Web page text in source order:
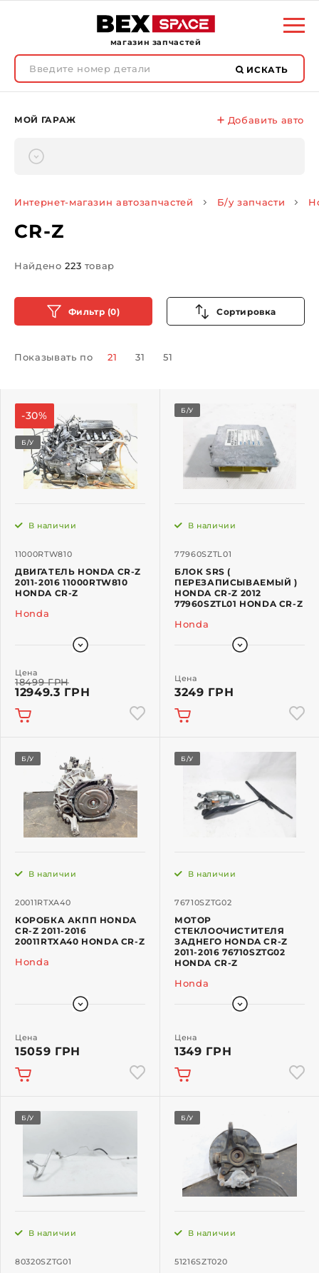
магазин запчастей
ИСКАТЬ
МОЙ ГАРАЖ Добавить авто
Интернет-магазин автозапчастей Б/у запчасти
CR-Z
Найдено223 товар
Фильтр (0) Сортировка
Показывать по 21 31 51
-30%
Б/У
11000RTW810
В наличии
ДВИГАТЕЛЬ HONDA CR-Z
2011-2016 11000RTW810
HONDA CR-Z
Honda
Цена
18499 ГРН
12949.3 ГРН
Б/У
77960SZTL01
В наличии
БЛОК SRS (
ПЕРЕЗАПИСЫВАЕМЫЙ )
HONDA CR-Z 2012
77960SZTL01 HONDA CR-Z
Honda
Цена
3249 ГРН
Б/У
20011RTXA40
В наличии
КОРОБКА АКПП HONDA
CR-Z 2011-2016
20011RTXA40 HONDA CR-Z
Honda
Цена
15059 ГРН
Б/У
76710SZTG02
В наличии
МОТОР
СТЕКЛООЧИСТИТЕЛЯ
ЗАДНЕГО HONDA CR-Z
2011-2016 76710SZTG02
HONDA CR-Z
Honda
Цена
1349 ГРН
Б/У
80320SZTG01
В наличии
Б/У
51216SZT020
В наличии